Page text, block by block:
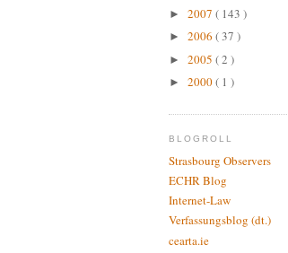
► 2007 ( 143 )
► 2006 ( 37 )
► 2005 ( 2 )
► 2000( 1 )
BLOGROLL
Strasbourg Observers
ECHR Blog
Internet-Law
Verfassungsblog (dt.)
cearta.ie